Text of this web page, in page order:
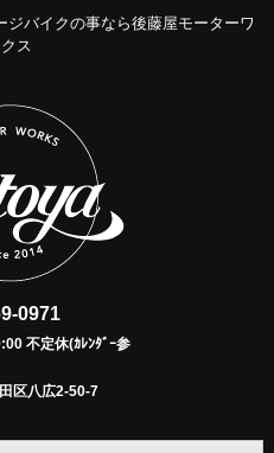
バイクの事なら後藤屋モーターワ
ス
0971
不定休(ｶﾚﾝﾀﾞｰ参
区八広2-50-7